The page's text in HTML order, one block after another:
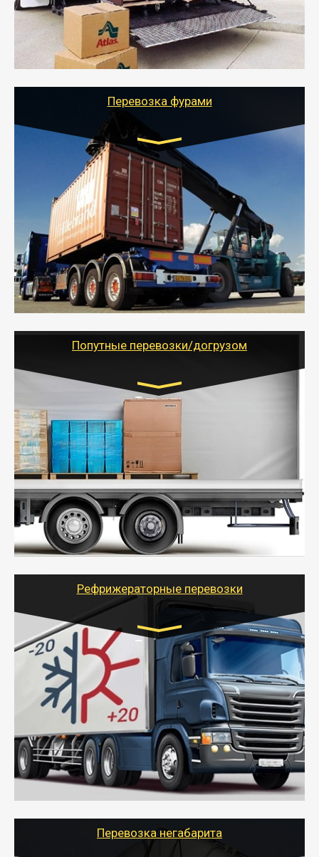
стоимости).
- Тайгер Логистик подберет автотранспорт, быстро и
качественно организует переезд к новому месту
службы или работы с гарантией сохранности груза и
оформлением документов, подтверждающих
Перевозка фурами
Транспорт:
Еврофура Тент от 5 до 10 тонн
грузоподъемность
от 10 000 руб. Возможен догруз
- Доставка фурой до 20 т возможна для больших
объемов грузов, упакованных в коробки, мешки,
паллеты и россыпью в самые отдаленные места
России с гарантией полной сохранности.
- Тайгер Логистик предоставляет услуги по
грузоперевозкам для физических и юридических лиц
Попутные перевозки/догрузом
Транспорт:
Газель (1,5 и 3 тонны), Бычок, Еврофура от 5 до
10 тонн
от 5000 руб. Возможен догруз
- Экономный способ доставить вещи от 200 кг в
другой город - догрузом или попутно. Попутные
грузоперевозки для физлиц, ИП и юрлиц обходятся
дешевле.
- Тайгер Логистик организует доставку
крупногабаритных и личных вещей по нужному
для погрузочно-разгрузочных работ при перевозке.
Рефрижераторные перевозки
Транспорт:
Газель (1,5 и 3 тонны), Бычок, Еврофура от 5 до
10 тонн
от 6000 руб.
- Рефрижераторные перевозки грузов с
соблюдением температурного режима, работающим
термописцем, санитарной обработкой кузова и мед.
книжкой у водителя.
- Тайгер Логистик поможет быстро перевезти
скоропортящиеся продукты в любой город России с
Перевозка негабарита